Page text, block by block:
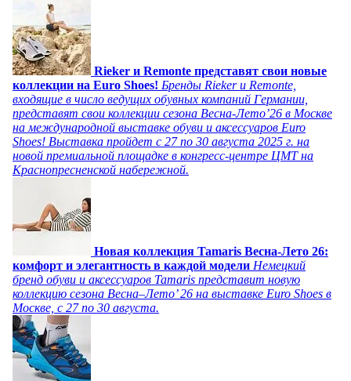
Rieker и Remonte представят свои новые
коллекции на Euro Shoes! Бренды Rieker и Remonte,
входящие в число ведущих обувных компаний Германии,
представят свои коллекции сезона Весна-Лето’26 в Москве
на международной выставке обуви и аксессуаров Euro
Shoes! Выставка пройдет c 27 по 30 августа 2025 г. на
новой премиальной площадке в конгресс-центре ЦМТ на
Краснопресненской набережной.
Новая коллекция Tamaris Весна-Лето 26:
комфорт и элегантность в каждой модели Немецкий
бренд обуви и аксессуаров Tamaris представит новую
коллекцию сезона Весна–Лето’ 26 на выставке Euro Shoes в
Москве, с 27 по 30 августа.